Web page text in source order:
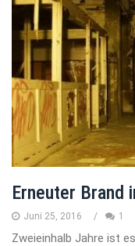
a
t
i
o
n
Erneuter Brand
Juni 25, 2016 1
Zweieinhalb Jahre ist